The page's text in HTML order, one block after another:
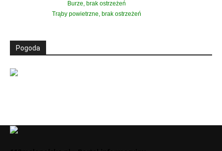
Burze, brak ostrzeżeń
Trąby powietrzne, brak ostrzeżeń
Pogoda